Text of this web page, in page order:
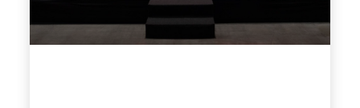
wissen, wer sie sind?